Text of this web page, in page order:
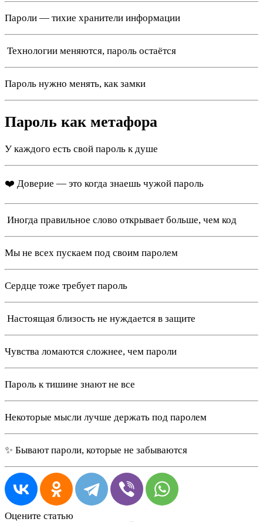
Пароли — тихие хранители информации
️ Технологии меняются, пароль остаётся
Пароль нужно менять, как замки
Пароль как метафора
У каждого есть свой пароль к душе
❤️ Доверие — это когда знаешь чужой пароль
️ Иногда правильное слово открывает больше, чем код
Мы не всех пускаем под своим паролем
Сердце тоже требует пароль
️ Настоящая близость не нуждается в защите
Чувства ломаются сложнее, чем пароли
Пароль к тишине знают не все
Некоторые мысли лучше держать под паролем
✨ Бывают пароли, которые не забываются
Оцените статью